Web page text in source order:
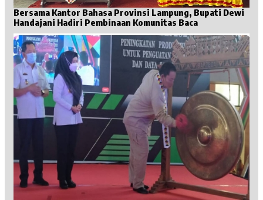
Bersama Kantor Bahasa Provinsi Lampung, Bupati Dewi
Handajani Hadiri Pembinaan Komunitas Baca